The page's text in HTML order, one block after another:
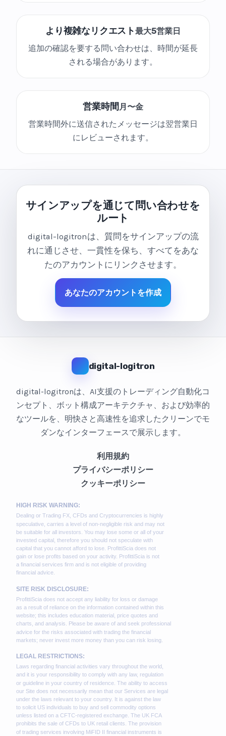
より複雑なリクエスト最大5営業日
追加の確認を要する問い合わせは、時間が延長
される場合があります。
営業時間 月〜金
営業時間外に送信されたメッセージは翌営業日
にレビューされます。
サインアップを通じて問い合わせを
ルート
digital-logitronは、質問をサインアップの流
れに通じさせ、一貫性を保ち、すべてをあな
たのアカウントにリンクさせます。
あなたのアカウントを作成
digital-logitron
digital-logitronは、AI支援のトレーディング自動化コ
ンセプト、ボット構成アーキテクチャ、および効率的
なツールを、明快さと高速性を追求したクリーンでモ
ダンなインターフェースで展示します。
利用規約
プライバシーポリシー
クッキーポリシー